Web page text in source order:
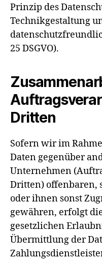
Prinzip des
Technikgestaltung
25 DSGVO).
Dritten
Sofern wir im
Daten gegenüber
Unternehmen
Dritten) offenbaren,
oder ihnen sonst
gewähren, erfolgt
gesetzlichen
Übermittlung der